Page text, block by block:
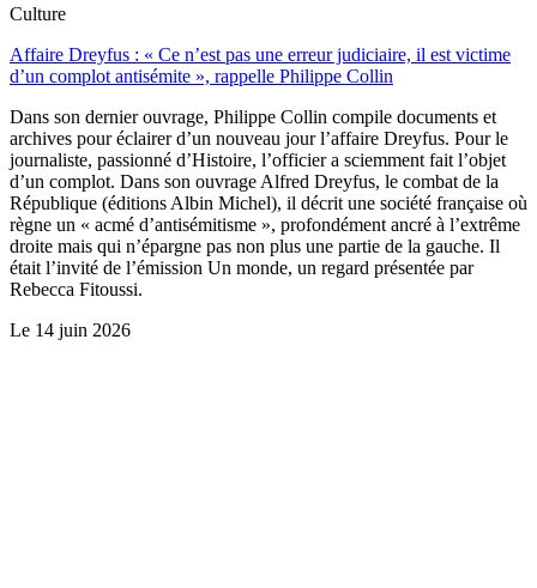
Culture
Affaire Dreyfus : « Ce n’est pas une erreur judiciaire, il est victime
d’un complot antisémite », rappelle Philippe Collin
Dans son dernier ouvrage, Philippe Collin compile documents et
archives pour éclairer d’un nouveau jour l’affaire Dreyfus. Pour le
journaliste, passionné d’Histoire, l’officier a sciemment fait l’objet
d’un complot. Dans son ouvrage Alfred Dreyfus, le combat de la
République (éditions Albin Michel), il décrit une société française où
règne un « acmé d’antisémitisme », profondément ancré à l’extrême
droite mais qui n’épargne pas non plus une partie de la gauche. Il
était l’invité de l’émission Un monde, un regard présentée par
Rebecca Fitoussi.
Le 14 juin 2026